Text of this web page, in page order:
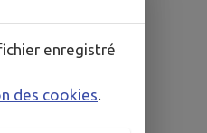
enregistré
des cookies